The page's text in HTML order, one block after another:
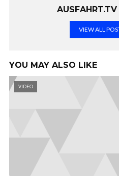
VIEW ALL
YOU MAY ALSO LIKE
VIDEO